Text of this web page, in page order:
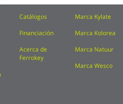
Catálogos
Financiación
Acerca de
Ferrokey
Marca Kylate
Marca Kolorea
Marca Natuur
Marca Wesco